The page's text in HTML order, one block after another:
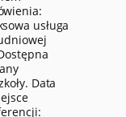
usługa
Data